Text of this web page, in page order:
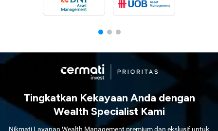
Tingkatkan Kekayaan Anda dengan
Wealth Specialist Kami
Nikmati Layanan Wealth Management premium dan ekslusif untuk